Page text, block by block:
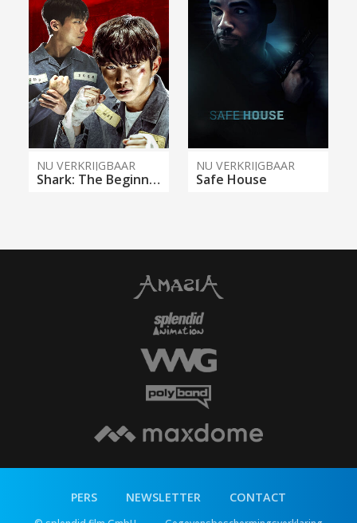
NU VERKRIJGBAAR
Shark: The Beginning
NU VERKRIJGBAAR
Safe House
PERS NEWSLETTER CONTACT